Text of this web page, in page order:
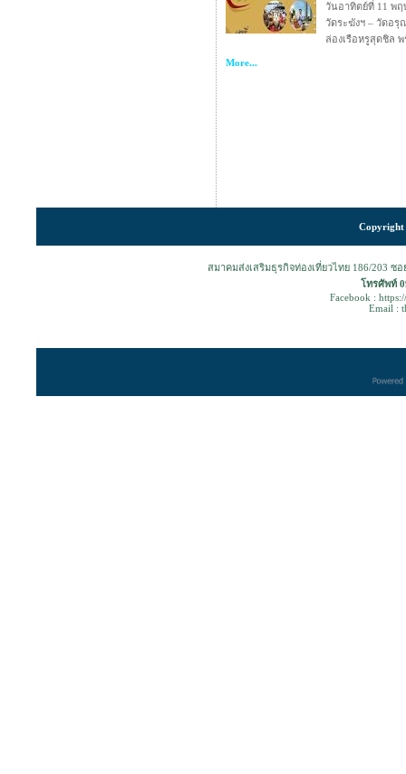
วันอาทิตย์ที่ 11 พ
วัดระฆังฯ – วัดอรุ
ล่องเรือหรูสุดชิล
More...
Copyright
สมาคมส่งเสริมธุรกิจท่องเที่ยวไทย 186/203 ซ
โทรศัพท์
Facebook :
Email :